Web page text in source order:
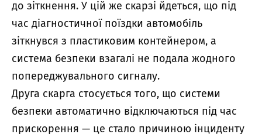
до зіткнення. У цій же скарзі йдеться, що під
час діагностичної поїздки автомобіль
зіткнувся з пластиковим контейнером, а
система безпеки взагалі не подала жодного
попереджувального сигналу.
Друга скарга стосується того, що системи
безпеки автоматично відключаються під час
прискорення — це стало причиною інциденту